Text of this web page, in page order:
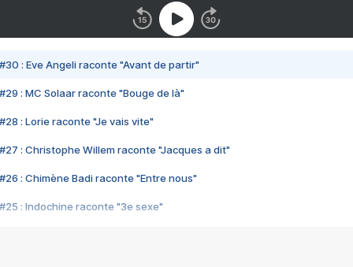
#30 : Eve Angeli raconte "Avant de partir"
#29 : MC Solaar raconte "Bouge de là"
#28 : Lorie raconte "Je vais vite"
#27 : Christophe Willem raconte "Jacques a dit"
#26 : Chimène Badi raconte "Entre nous"
#25 : Indochine raconte "3e sexe"